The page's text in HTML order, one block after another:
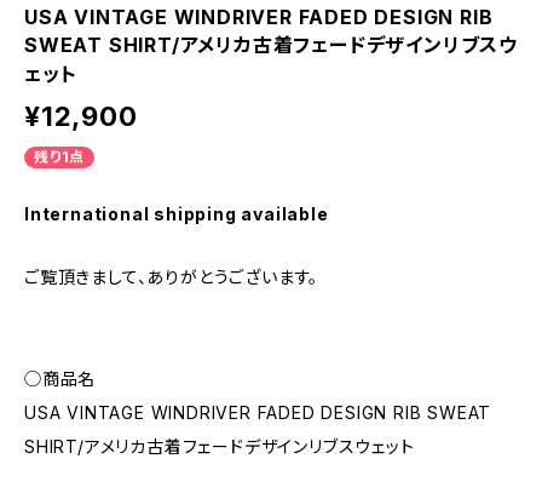
USA VINTAGE WINDRIVER FADED DESIGN RIB
SWEAT SHIRT/アメリカ古着フェードデザインリブスウ
ェット
¥12,900
残り1点
International shipping available
ご覧頂きまして、ありがとうございます。
◯商品名
USA VINTAGE WINDRIVER FADED DESIGN RIB SWEAT
SHIRT/アメリカ古着フェードデザインリブスウェット